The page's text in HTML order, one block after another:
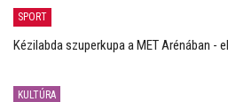
SPORT
Kézilabda szuperkupa a MET Arénában -
KULTÚRA